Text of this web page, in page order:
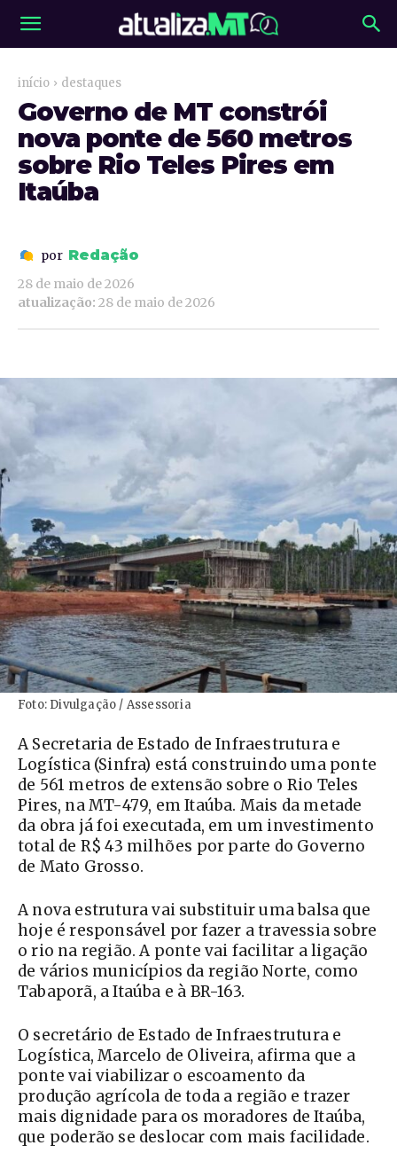
início destaques
Governo de MT constrói
nova ponte de 560 metros
sobre Rio Teles Pires em
Itaúba
por Redação
28 de maio de 2026
atualização: 28 de maio de 2026
Foto: Divulgação / Assessoria
A Secretaria de Estado de Infraestrutura e
Logística (Sinfra) está construindo uma ponte
de 561 metros de extensão sobre o Rio Teles
Pires, na MT-479, em Itaúba. Mais da metade
da obra já foi executada, em um investimento
total de R$ 43 milhões por parte do Governo
de Mato Grosso.
A nova estrutura vai substituir uma balsa que
hoje é responsável por fazer a travessia sobre
o rio na região. A ponte vai facilitar a ligação
de vários municípios da região Norte, como
Tabaporã, a Itaúba e à BR-163.
O secretário de Estado de Infraestrutura e
Logística, Marcelo de Oliveira, afirma que a
ponte vai viabilizar o escoamento da
produção agrícola de toda a região e trazer
mais dignidade para os moradores de Itaúba,
que poderão se deslocar com mais facilidade.